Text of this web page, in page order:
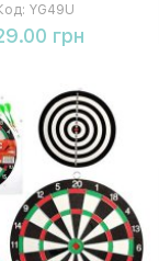
YG49U
грн
Купить